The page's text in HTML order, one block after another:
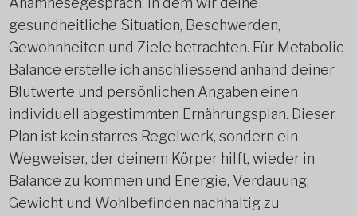
gesundheitliche Situation, Beschwerden,
Gewohnheiten und Ziele betrachten. Für Metabolic
Balance erstelle ich anschliessend anhand deiner
Blutwerte und persönlichen Angaben einen
individuell abgestimmten Ernährungsplan. Dieser
Plan ist kein starres Regelwerk, sondern ein
Wegweiser, der deinem Körper hilft, wieder in
Balance zu kommen und Energie, Verdauung,
Gewicht und Wohlbefinden nachhaltig zu